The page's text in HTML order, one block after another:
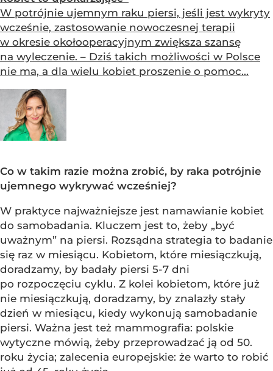
W potrójnie ujemnym raku piersi, jeśli jest wykryty
wcześnie, zastosowanie nowoczesnej terapii
w okresie okołooperacyjnym zwiększa szansę
na wyleczenie. – Dziś takich możliwości w Polsce
nie ma, a dla wielu kobiet proszenie o pomoc...
Co w takim razie można zrobić, by raka potrójnie
ujemnego wykrywać wcześniej?
W praktyce najważniejsze jest namawianie kobiet
do samobadania. Kluczem jest to, żeby „być
uważnym” na piersi. Rozsądna strategia to badanie
się raz w miesiącu. Kobietom, które miesiączkują,
doradzamy, by badały piersi 5-7 dni
po rozpoczęciu cyklu. Z kolei kobietom, które już
nie miesiączkują, doradzamy, by znalazły stały
dzień w miesiącu, kiedy wykonują samobadanie
piersi. Ważna jest też mammografia: polskie
wytyczne mówią, żeby przeprowadzać ją od 50.
roku życia; zalecenia europejskie: że warto to robić